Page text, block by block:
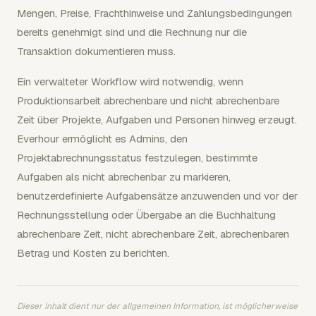
Mengen, Preise, Frachthinweise und Zahlungsbedingungen
bereits genehmigt sind und die Rechnung nur die
Transaktion dokumentieren muss.
Ein verwalteter Workflow wird notwendig, wenn
Produktionsarbeit abrechenbare und nicht abrechenbare
Zeit über Projekte, Aufgaben und Personen hinweg erzeugt.
Everhour ermöglicht es Admins, den
Projektabrechnungsstatus festzulegen, bestimmte
Aufgaben als nicht abrechenbar zu markieren,
benutzerdefinierte Aufgabensätze anzuwenden und vor der
Rechnungsstellung oder Übergabe an die Buchhaltung
abrechenbare Zeit, nicht abrechenbare Zeit, abrechenbaren
Betrag und Kosten zu berichten.
Dieser Inhalt dient nur der allgemeinen Information, ist möglicherweise